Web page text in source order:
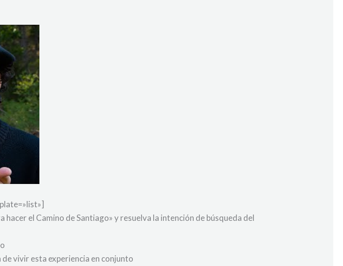
el Camino de Santiago» y resuelva la intención de búsqueda del
vivir esta experiencia en conjunto